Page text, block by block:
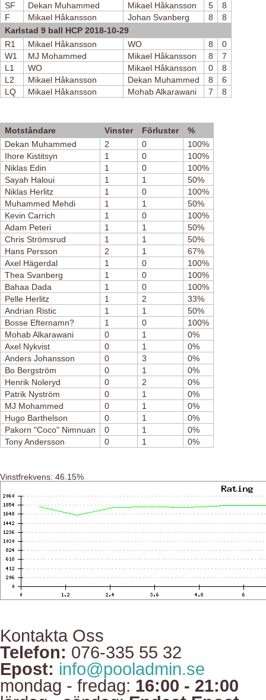
SF
Dekan Muhammed Mikael Håkansson 5
8
F
Mikael Håkansson Johan Svanberg 8
8
Karlstad 9 ball HCP 2018-10-29
R1
Mikael Håkansson WO 8
0
W1
MJ Mohammed Mikael Håkansson 8
7
L1
WO Mikael Håkansson 0
8
L2
Mikael Håkansson Dekan Muhammed 8
6
LQ
Mikael Håkansson Mohab Alkarawani 7 8
Motståndare Vinster Förluster
%
Dekan Muhammed
2 0
100%
Ihore Kistitsyn
1 0
100%
Niklas Edin
1 0
100%
Sayah Haloui
1 1
50%
Niklas Herlitz
1 0
100%
Muhammed Mehdi
1 1
50%
Kevin Carrich
1 0
100%
Adam Peteri
1 1
50%
Chris Strömsrud
1 1
50%
Hans Persson
2 1
67%
Axel Hägerdal
1 0
100%
Thea Svanberg
1 0
100%
Bahaa Dada
1 0
100%
Pelle Herlitz
1 2
33%
Andrian Ristic
1 1
50%
Bosse Efternamn?
1 0
100%
Mohab Alkarawani
0 1
0%
Axel Nykvist
0 1
0%
Anders Johansson
0 3
0%
Bo Bergström
0 1
0%
Henrik Noleryd
0 2
0%
Patrik Nyström
0 1
0%
MJ Mohammed
0 1
0%
Hugo Barthelson
0 1
0%
Pakorn "Coco" Nimnuan
0 1
0%
Tony Andersson
0 1 0%
Vinstfrekvens: 46.15%
Kontakta Oss
Telefon: 076-335 55 32
Epost: info@pooladmin.se
mondag - fredag: 16:00 - 21:00